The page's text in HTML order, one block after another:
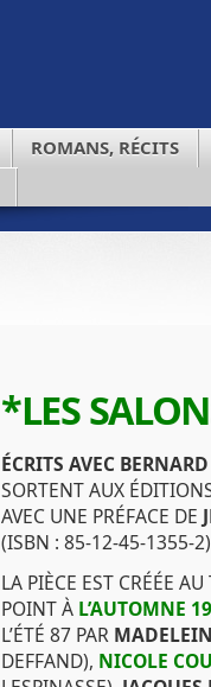
ROMANS, RÉCITS
*LES
ÉCRITS AVEC
SORTENT AUX
AVEC UNE PRÉFACE DE
(ISBN : 85-12-45-1355-
LA PIÈCE EST CRÉÉE
POINT À L’AUTOMNE
L’ÉTÉ 87 PAR
DEFFAND), NICOLE